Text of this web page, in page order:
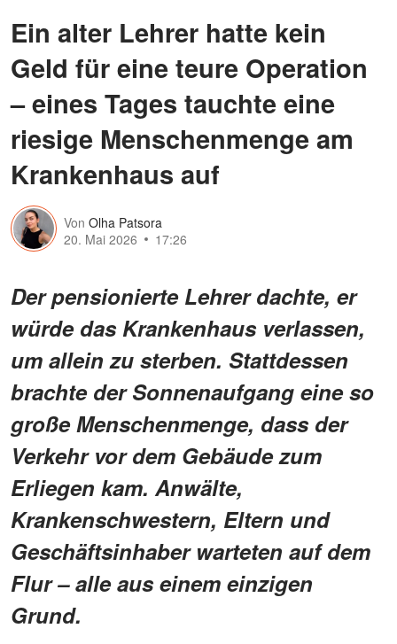
Ein alter Lehrer hatte kein
Geld für eine teure Operation
– eines Tages tauchte eine
riesige Menschenmenge am
Krankenhaus auf
Von Olha Patsora
20. Mai 2026
17:26
Der pensionierte Lehrer dachte, er
würde das Krankenhaus verlassen,
um allein zu sterben. Stattdessen
brachte der Sonnenaufgang eine so
große Menschenmenge, dass der
Verkehr vor dem Gebäude zum
Erliegen kam. Anwälte,
Krankenschwestern, Eltern und
Geschäftsinhaber warteten auf dem
Flur – alle aus einem einzigen
Grund.